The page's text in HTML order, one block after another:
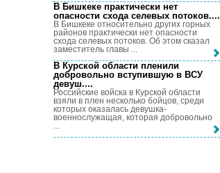
В Бишкеке практически нет
опасности схода селевых потоков....
В Бишкеке относительно других горных
районов практически нет опасности
схода селевых потоков. Об этом сказал
заместитель главы ...
В Курской области пленили
добровольно вступившую в ВСУ
девуш....
Российские войска в Курской области
взяли в плен несколько бойцов, среди
которых оказалась девушка-
военнослужащая, которая добровольно
...